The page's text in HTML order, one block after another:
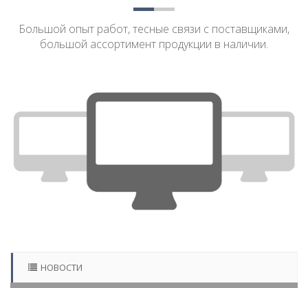
Большой опыт работ, тесные связи с поставщиками,
большой ассортимент продукции в наличии.
НОВОСТИ